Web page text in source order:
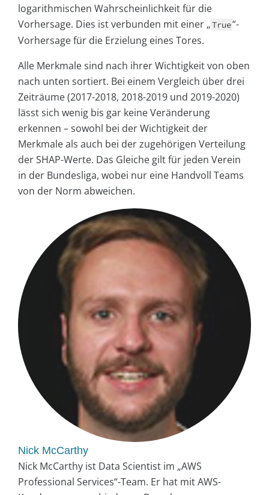
logarithmischen Wahrscheinlichkeit für die
Vorhersage. Dies ist verbunden mit einer „True“-
Vorhersage für die Erzielung eines Tores.
Alle Merkmale sind nach ihrer Wichtigkeit von oben
nach unten sortiert. Bei einem Vergleich über drei
Zeiträume (2017-2018, 2018-2019 und 2019-2020)
lässt sich wenig bis gar keine Veränderung
erkennen – sowohl bei der Wichtigkeit der
Merkmale als auch bei der zugehörigen Verteilung
der SHAP-Werte. Das Gleiche gilt für jeden Verein
in der Bundesliga, wobei nur eine Handvoll Teams
von der Norm abweichen.
Nick McCarthy
Nick McCarthy ist Data Scientist im „AWS
Professional Services“-Team. Er hat mit AWS-